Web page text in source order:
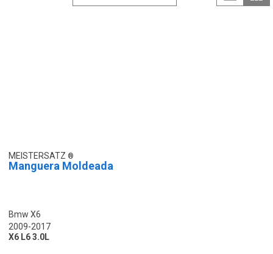
MEISTERSATZ
Manguera Moldeada
Bmw X6
2009-2017
X6 L6 3.0L